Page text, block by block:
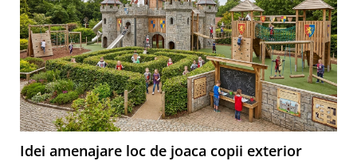
Idei amenajare loc de joaca copii exterior